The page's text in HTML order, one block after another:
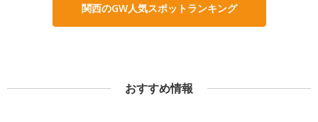
関西のGW人気スポットランキング
おすすめ情報